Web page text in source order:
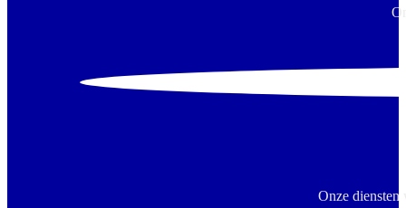
Onze diensten